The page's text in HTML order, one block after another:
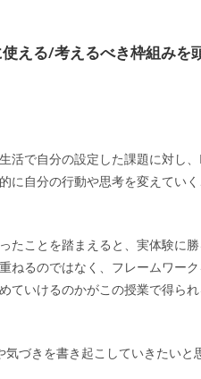
える/考えるべき枠組みを
で自分の設定した課題に対し、
に自分の行動や思考を変えてい
たことを踏まえると、実体験に
ねるのではなく、フレームワー
ていけるのかがこの授業で得ら
づきを書き起こしていきたいと